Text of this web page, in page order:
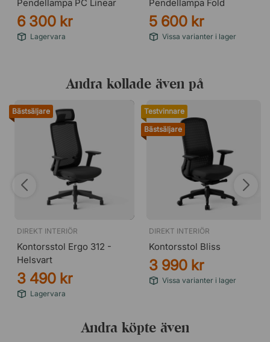
Pendellampa PC Linear
6 300 kr
Lagervara
Pendellampa Fold
5 600 kr
Vissa varianter i lager
Andra kollade även på
Bästsäljare
DIREKT INTERIÖR
Kontorsstol Ergo 312 -
Helsvart
3 490 kr
Lagervara
Testvinnare
Bästsäljare
DIREKT INTERIÖR
Kontorsstol Bliss
3 990 kr
Vissa varianter i lager
Andra köpte även